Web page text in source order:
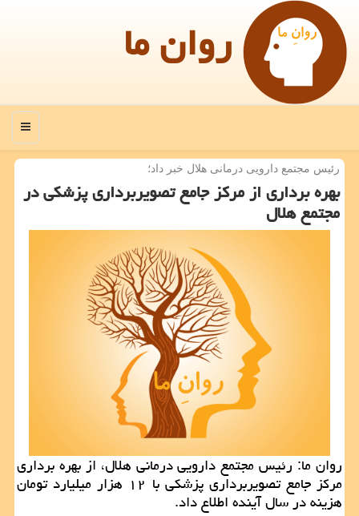
روان ما
منو
رئیس مجتمع دارویی درمانی هلال خبر داد؛
بهره برداری از مركز جامع تصویربرداری پزشكی در
مجتمع هلال
روان ما: رئیس مجتمع دارویی درمانی هلال، از بهره برداری
مركز جامع تصویربرداری پزشكی با ۱۲ هزار میلیارد تومان
هزینه در سال آینده اطلاع داد.